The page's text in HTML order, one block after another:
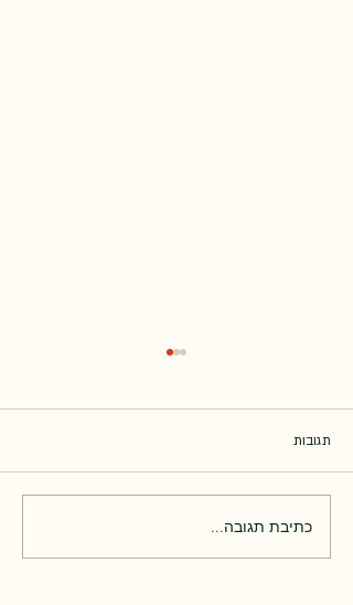
הרצאות כנס האנרגיה בקיבוצים
2025
תגובות
כתיבת תגובה...